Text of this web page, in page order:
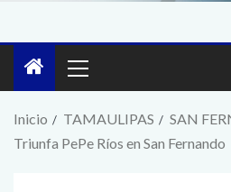
Inicio TAMAULIPAS
SAN
Triunfa PePe Ríos en San Fernando